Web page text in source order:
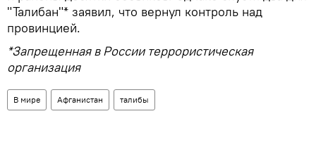
"Талибан"* заявил, что вернул контроль над
провинцией.
*Запрещенная в России террористическая
организация
В мире Афганистан талибы